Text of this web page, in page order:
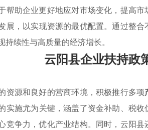
帮助企业更好地应对市场变化，提高
展，以实现资源的最优配置。通过整
持续性与高质量的经济增长。
云阳县企业扶持政
资源和良好的营商环境，积极推行多项
实施尤为关键，涵盖了资金补助、税
竞争力，优化产业结构。同时，云阳